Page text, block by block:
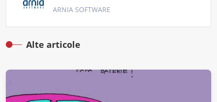
ARNIA SOFTWARE
Alte articole